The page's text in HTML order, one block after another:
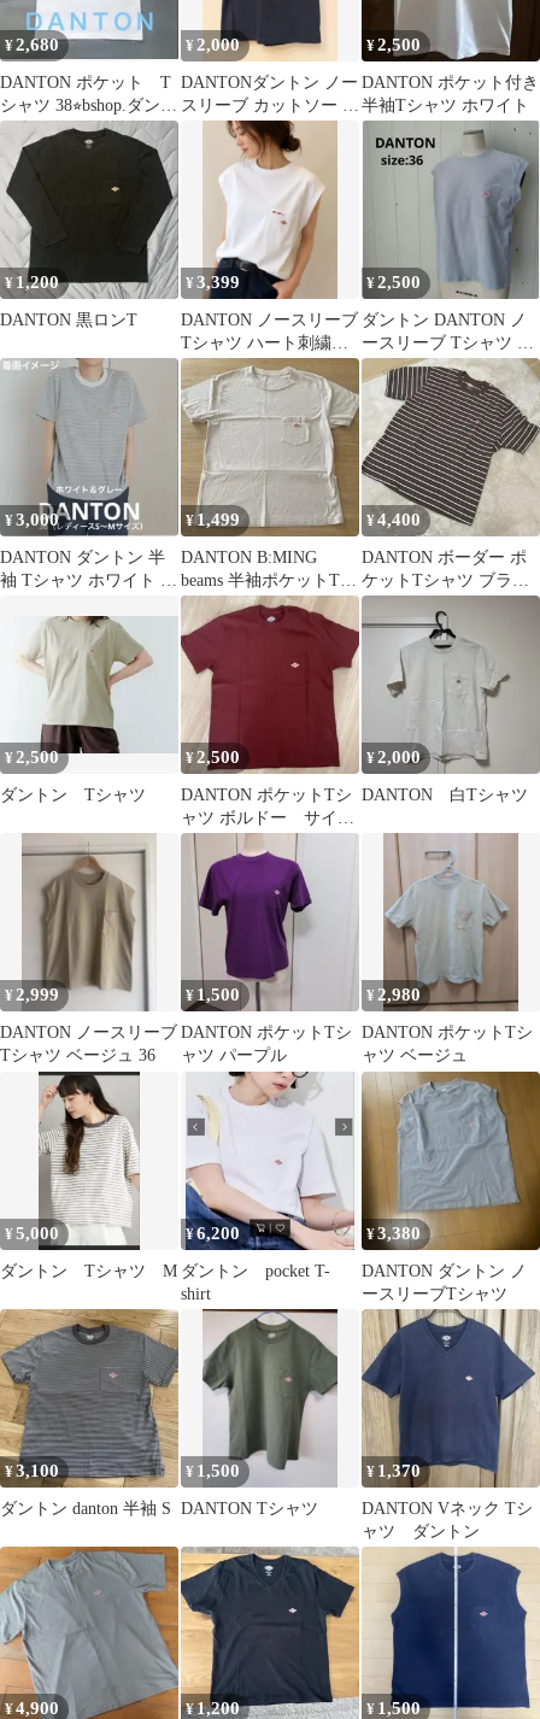
¥2,680
DANTON ポケット T
シャツ 38⭐︎bshop.ダント
ン
¥ 2,000
DANTONダントン ノー
スリーブ カットソー 黒
¥2,500
DANTON ポケット付き
半袖Tシャツ ホワイト
¥ 1,200
DANTON 黒ロンT
¥3,399
DANTON ノースリーブ
Tシャツ ハート刺繍ポ
ケット ホワイト
¥2,500
ダントン DANTON ノ
ースリーブ Tシャツ ブ
ルーグレー 36サイズ
¥3,000
DANTON ダントン 半
袖 Tシャツ ホワイト グ
¥ 1,499
DANTON B:MING
beams 半袖ポケットTシ
ャツ 34
¥4,400
DANTON ボーダー ポ
ケットTシャツ ブラウ
ン
¥ 2,500
ダントン Tシャツ
¥2,500
DANTON ポケットTシ
ャツ ボルドー サイズ
34
¥2,000
DANTON 白Tシャツ
¥2,999
DANTON ノースリーブ
Tシャツ ベージュ 36
¥ 1,500
DANTON ポケットTシ
ャツ パープル
¥2,980
DANTON ポケットTシ
ャツ ベージュ
¥5,000
ダントン Tシャツ M
¥6,200
ダントン pocket T-
shirt
¥3,380
DANTON ダントン ノ
ースリーブTシャツ
¥3,100
ダントン danton 半袖 S
¥ 1,500
DANTON Tシャツ
¥ 1,370
DANTON Vネック Tシ
ャツ ダントン
¥4,900 ¥1,200 ¥ 1,500